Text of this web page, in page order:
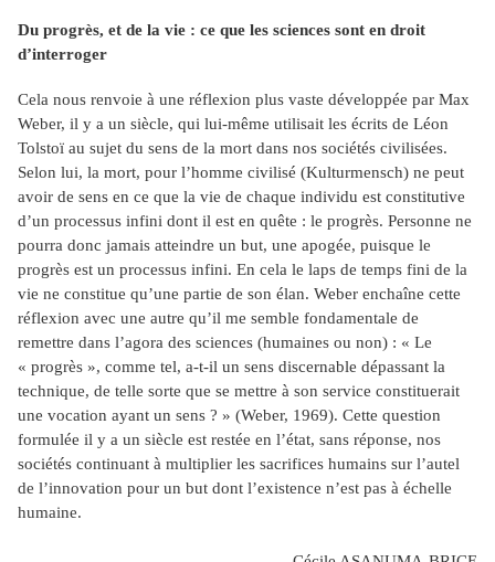
Du progrès, et de la vie : ce que les sciences sont en droit
d’interroger
Cela nous renvoie à une réflexion plus vaste développée par Max
Weber, il y a un siècle, qui lui-même utilisait les écrits de Léon
Tolstoï au sujet du sens de la mort dans nos sociétés civilisées.
Selon lui, la mort, pour l’homme civilisé (Kulturmensch) ne peut
avoir de sens en ce que la vie de chaque individu est constitutive
d’un processus infini dont il est en quête : le progrès. Personne ne
pourra donc jamais atteindre un but, une apogée, puisque le
progrès est un processus infini. En cela le laps de temps fini de la
vie ne constitue qu’une partie de son élan. Weber enchaîne cette
réflexion avec une autre qu’il me semble fondamentale de
remettre dans l’agora des sciences (humaines ou non) : « Le
« progrès », comme tel, a-t-il un sens discernable dépassant la
technique, de telle sorte que se mettre à son service constituerait
une vocation ayant un sens ? » (Weber, 1969). Cette question
formulée il y a un siècle est restée en l’état, sans réponse, nos
sociétés continuant à multiplier les sacrifices humains sur l’autel
de l’innovation pour un but dont l’existence n’est pas à échelle
humaine.